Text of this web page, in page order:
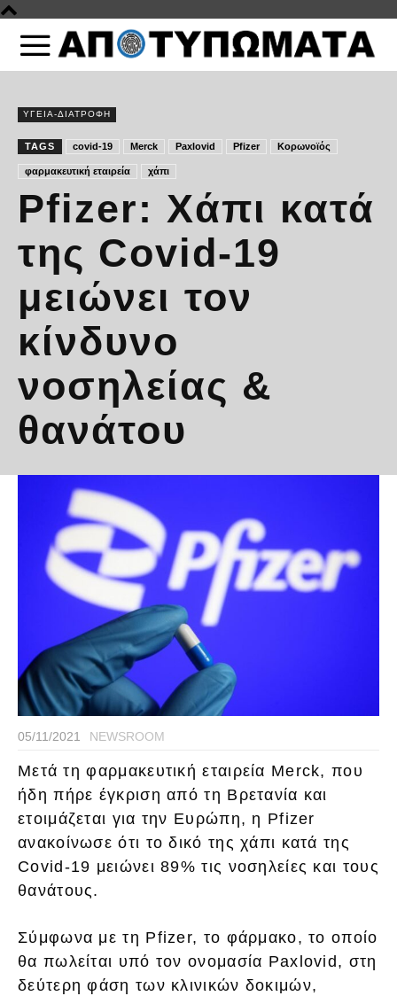
ΥΓΕΙΑ-ΔΙΑΤΡΟΦΗ
TAGS covid-19 Merck Paxlovid Pfizer Κορωνοϊός
φαρμακευτική εταιρεία χάπι
Pfizer: Χάπι κατά
της Covid-19
μειώνει τον
κίνδυνο
νοσηλείας &
θανάτου
05/11/2021 NEWSROOM
Μετά τη φαρμακευτική εταιρεία Merck, που
ήδη πήρε έγκριση από τη Βρετανία και
ετοιμάζεται για την Ευρώπη, η Pfizer
ανακοίνωσε ότι το δικό της χάπι κατά της
Covid-19 μειώνει 89% τις νοσηλείες και τους
θανάτους.
Σύμφωνα με τη Pfizer, το φάρμακο, το οποίο
θα πωλείται υπό τον ονομασία Paxlovid, στη
δεύτερη φάση των κλινικών δοκιμών,